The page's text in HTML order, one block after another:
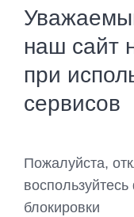
наш сайт
при
сервисов
Пожалуйста,
блокировки